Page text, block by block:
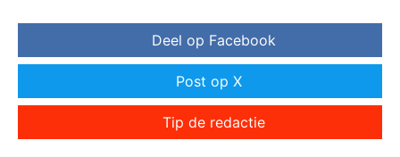
Deel op Facebook
Post op X
Tip de redactie